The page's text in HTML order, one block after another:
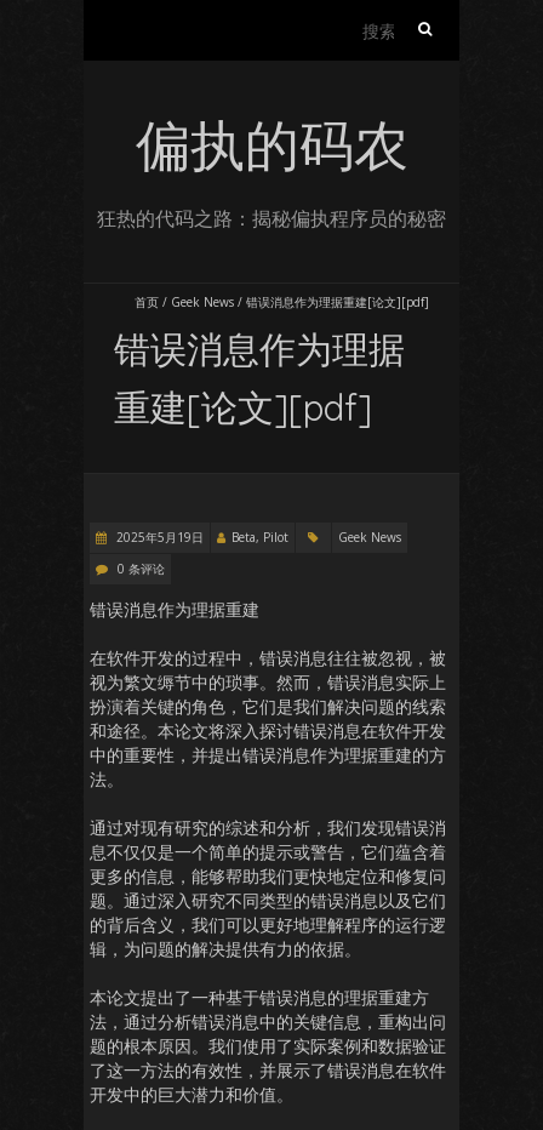
偏执的码农
狂热的代码之路：揭秘偏执程序员的秘密
首页 / Geek News / 错误消息作为理据重建[论文][pdf]
错误消息作为理据
重建[论文][pdf]
2025年5月19日 Beta, Pilot
Geek News
0 条评论
错误消息作为理据重建
在软件开发的过程中，错误消息往往被忽视，被
视为繁文缛节中的琐事。然而，错误消息实际上
扮演着关键的角色，它们是我们解决问题的线索
和途径。本论文将深入探讨错误消息在软件开发
中的重要性，并提出错误消息作为理据重建的方
法。
通过对现有研究的综述和分析，我们发现错误消
息不仅仅是一个简单的提示或警告，它们蕴含着
更多的信息，能够帮助我们更快地定位和修复问
题。通过深入研究不同类型的错误消息以及它们
的背后含义，我们可以更好地理解程序的运行逻
辑，为问题的解决提供有力的依据。
本论文提出了一种基于错误消息的理据重建方
法，通过分析错误消息中的关键信息，重构出问
题的根本原因。我们使用了实际案例和数据验证
了这一方法的有效性，并展示了错误消息在软件
开发中的巨大潜力和价值。